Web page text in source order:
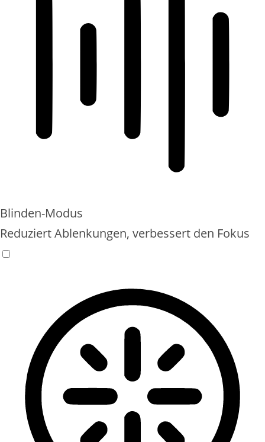
Blinden-Modus
Reduziert Ablenkungen, verbessert den Fokus